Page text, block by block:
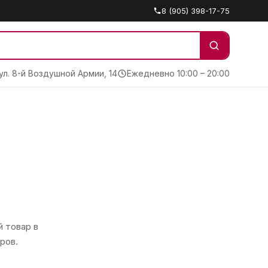
8 (905) 398-17-75
8-й Воздушной Армии, 14 Ежедневно 10:00 – 20:00
товар в